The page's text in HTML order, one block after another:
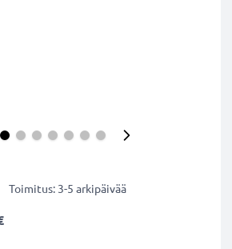
Toimitus: 3-5 arkipäivää